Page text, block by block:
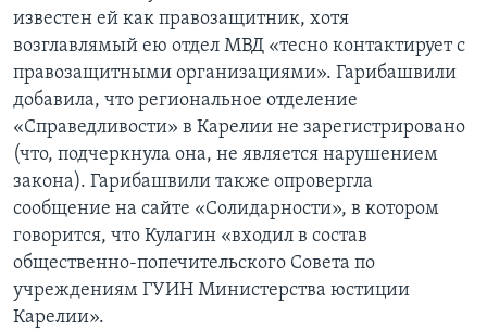
известен ей как правозащитник, хотя
возглавлямый ею отдел МВД «тесно контактирует с
правозащитными организациями». Гарибашвили
добавила, что региональное отделение
«Справедливости» в Карелии не зарегистрировано
(что, подчеркнула она, не является нарушением
закона). Гарибашвили также опровергла
сообщение на сайте «Солидарности», в котором
говорится, что Кулагин «входил в состав
общественно-попечительского Совета по
учреждениям ГУИН Министерства юстиции
Карелии».